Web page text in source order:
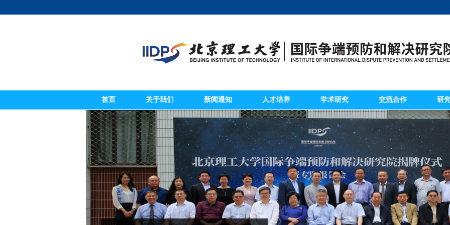
首页 关于我们 新闻通知 人才培养 学术研究 交流合作 研